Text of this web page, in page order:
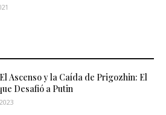
Ascenso y la Caída de Prigozhin: El
Desafió a Putin